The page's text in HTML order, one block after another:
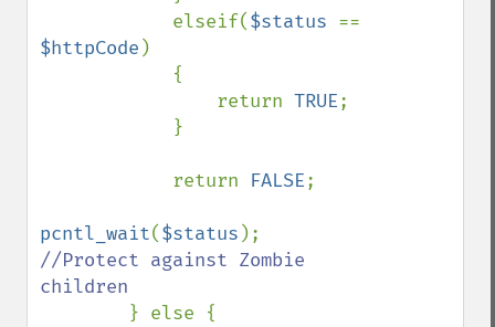
            elseif(
$status
$httpCode )
                return
TRUE;
            return
FALSE;
pcntl_wait($status
//Protect against Zombie
children
} else {